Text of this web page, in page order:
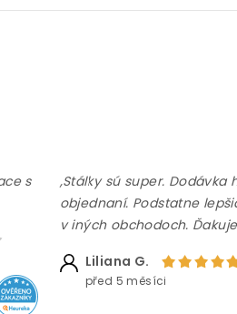
s
,Stálky sú super. Dodávka
objednaní. Podstatne
v iných obchodoch.
Liliana G.
před 5 měsíci